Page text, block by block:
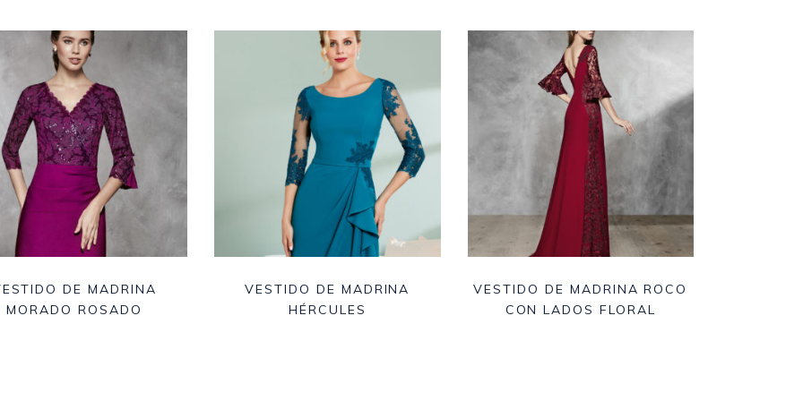
DE MADRINA
MORADO ROSADO
VESTIDO DE MADRINA
HÉRCULES
VESTIDO DE MADRINA ROCO
CON LADOS FLORAL